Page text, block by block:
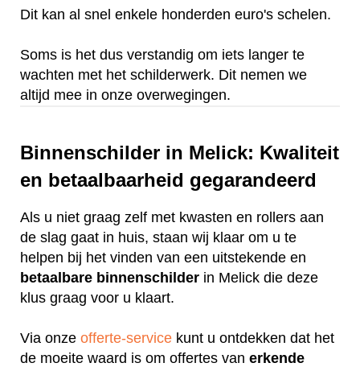
Dit kan al snel enkele honderden euro's schelen.
Soms is het dus verstandig om iets langer te
wachten met het schilderwerk. Dit nemen we
altijd mee in onze overwegingen.
Binnenschilder in Melick: Kwaliteit
en betaalbaarheid gegarandeerd
Als u niet graag zelf met kwasten en rollers aan
de slag gaat in huis, staan wij klaar om u te
helpen bij het vinden van een uitstekende en
betaalbare binnenschilder in Melick die deze
klus graag voor u klaart.
Via onze offerte-service kunt u ontdekken dat het
de moeite waard is om offertes van erkende